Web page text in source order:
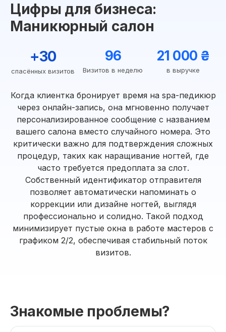
Цифры для бизнеса:
Маникюрный салон
+30
спасённых визитов
96
Визитов в неделю
21 000 ₴
в выручке
Когда клиентка бронирует время на spa-педикюр
через онлайн-запись, она мгновенно получает
персонализированное сообщение с названием
вашего салона вместо случайного номера. Это
критически важно для подтверждения сложных
процедур, таких как наращивание ногтей, где
часто требуется предоплата за слот.
Собственный идентификатор отправителя
позволяет автоматически напоминать о
коррекции или дизайне ногтей, выглядя
профессионально и солидно. Такой подход
минимизирует пустые окна в работе мастеров с
графиком 2/2, обеспечивая стабильный поток
визитов.
Знакомые проблемы?